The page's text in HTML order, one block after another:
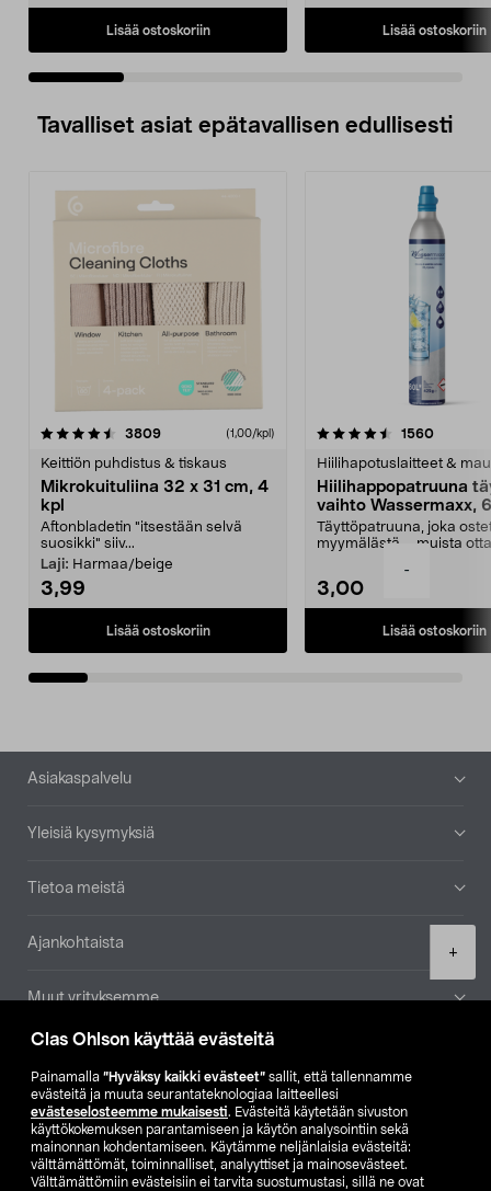
Clas Ohlson käyttää evästeitä
Painamalla ”Hyväksy kaikki evästeet” sallit, että tallennamme
evästeitä ja muuta seurantateknologiaa laitteellesi
evästeselosteemme mukaisesti. Evästeitä käytetään sivuston
käyttökokemuksen parantamiseen ja käytön analysointiin sekä
mainonnan kohdentamiseen. Käytämme neljänlaisia evästeitä:
välttämättömät, toiminnalliset, analyyttiset ja mainosevästeet.
Välttämättömiin evästeisiin ei tarvita suostumustasi, sillä ne ovat
-
+
Lisää ostoskoriin Lisää ostoskoriin
Tavalliset asiat epätavallisen edullisesti
3809arvostelut (1,00/kpl)
Keittiön puhdistus & tiskaus
Mikrokuituliina 32 x 31 cm, 4
kpl
Aftonbladetin "itsestään selvä
suosikki" siiv...
Laji: Harmaa/beige
3,99
Lisää ostoskoriin
4.5viidestä
1560
Hiilihapotuslaitteet &
Hiilihappopatruuna
vaihto Wassermaxx,
Täyttöpatruuna, joka
myymälästä – muista
3,00
Lisää ostoskoriin
4.5viidestä
Alatunniste
Asiakaspalvelu
Yleisiä kysymyksiä
Tietoa meistä
Ajankohtaista
Muut yrityksemme
Etsi myymälä
SE NO FI
FI SV